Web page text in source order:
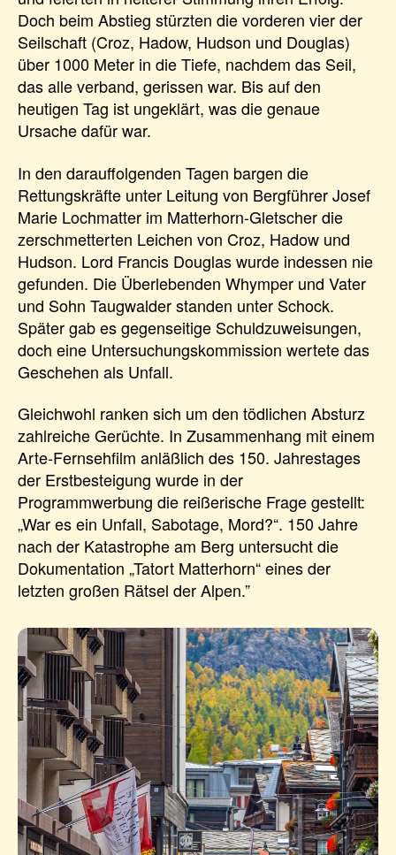
Doch beim Abstieg stürzten die vorderen vier der
Seilschaft (Croz, Hadow, Hudson und Douglas)
über 1000 Meter in die Tiefe, nachdem das Seil,
das alle verband, gerissen war. Bis auf den
heutigen Tag ist ungeklärt, was die genaue
Ursache dafür war.
In den darauffolgenden Tagen bargen die
Rettungskräfte unter Leitung von Bergführer Josef
Marie Lochmatter im Matterhorn-Gletscher die
zerschmetterten Leichen von Croz, Hadow und
Hudson. Lord Francis Douglas wurde indessen nie
gefunden. Die Überlebenden Whymper und Vater
und Sohn Taugwalder standen unter Schock.
Später gab es gegenseitige Schuldzuweisungen,
doch eine Untersuchungskommission wertete das
Geschehen als Unfall.
Gleichwohl ranken sich um den tödlichen Absturz
zahlreiche Gerüchte. In Zusammenhang mit einem
Arte-Fernsehfilm anläßlich des 150. Jahrestages
der Erstbesteigung wurde in der
Programmwerbung die reißerische Frage gestellt:
„War es ein Unfall, Sabotage, Mord?“. 150 Jahre
nach der Katastrophe am Berg untersucht die
Dokumentation „Tatort Matterhorn“ eines der
letzten großen Rätsel der Alpen.”